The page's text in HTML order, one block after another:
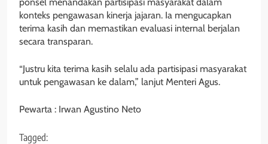
konteks pengawasan kinerja jajaran. Ia mengucapkan
terima kasih dan memastikan evaluasi internal berjalan
secara transparan.
“Justru kita terima kasih selalu ada partisipasi masyarakat
untuk pengawasan ke dalam,” lanjut Menteri Agus.
Pewarta : Irwan Agustino Neto
Tagged: